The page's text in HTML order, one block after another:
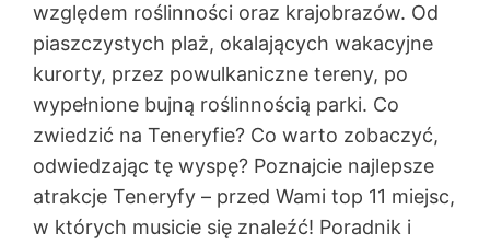
względem roślinności oraz krajobrazów. Od
piaszczystych plaż, okalających wakacyjne
kurorty, przez powulkaniczne tereny, po
wypełnione bujną roślinnością parki. Co
zwiedzić na Teneryfie? Co warto zobaczyć,
odwiedzając tę wyspę? Poznajcie najlepsze
atrakcje Teneryfy – przed Wami top 11 miejsc,
w których musicie się znaleźć! Poradnik i